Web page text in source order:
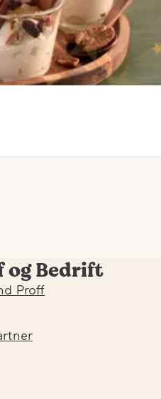
og Bedrift
Proff